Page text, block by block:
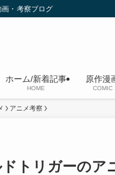
・考察ブログ
ホーム/新着記事
HOME
原作漫
COMIC
アニメ考察
ドトリガーのア